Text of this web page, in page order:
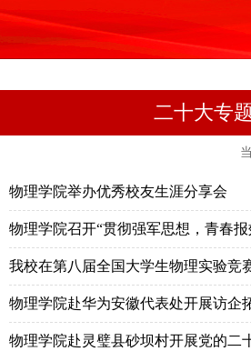
二十大专
物理学院举办优秀校友生涯分享会
物理学院赴华为安徽代表处开展访企